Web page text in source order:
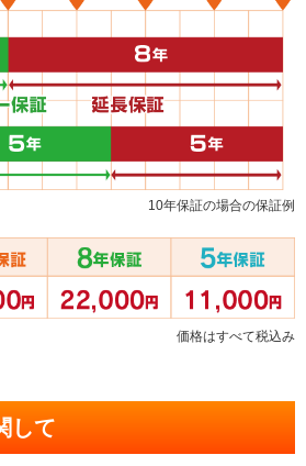
10年保証の場合の保証例
価格はすべて税込み
して